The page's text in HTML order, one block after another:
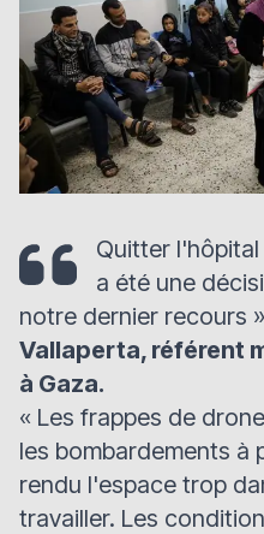
Quitter
a été une
notre dernier recours
Vallaperta, référent
à Gaza.
« Les frappes de
les bombardements à
rendu l'espace trop
travailler. Les